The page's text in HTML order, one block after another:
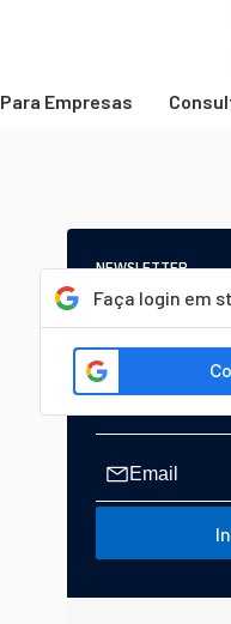
Para Empresas
Faça login em
NEWSLETTER
Start Seu
A